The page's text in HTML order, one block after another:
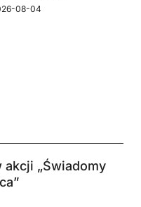
08-04
akcji „Świadomy